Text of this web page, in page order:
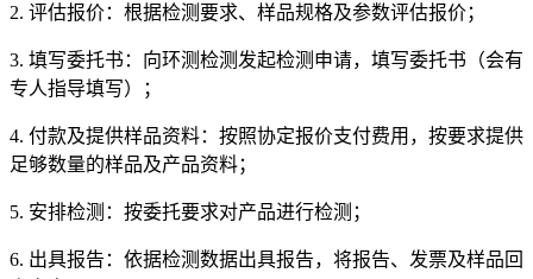
2. 评估报价：根据检测要求、样品规格及参数评估报价；
3. 填写委托书：向环测检测发起检测申请，填写委托书（会有
专人指导填写）；
4. 付款及提供样品资料：按照协定报价支付费用，按要求提供
足够数量的样品及产品资料；
5. 安排检测：按委托要求对产品进行检测；
6. 出具报告：依据检测数据出具报告，将报告、发票及样品回